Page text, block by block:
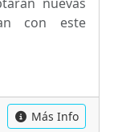
con este
Más Info